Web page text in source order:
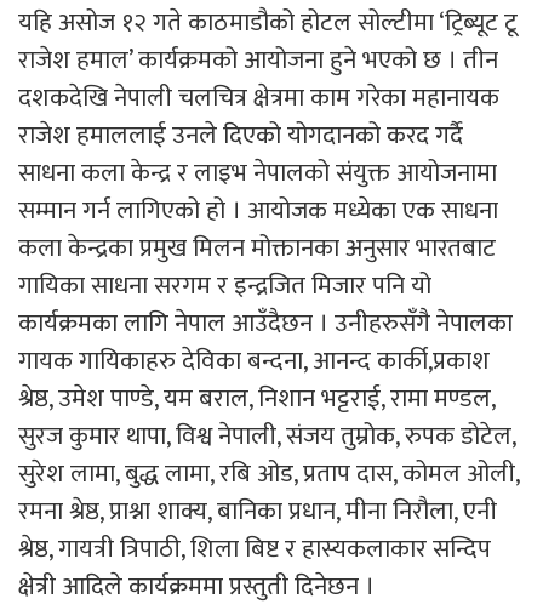
यहि असोज १२ गते काठमाडौको होटल सोल्टीमा ‘ट्रिब्यूट टू
राजेश हमाल’ कार्यक्रमको आयोजना हुने भएको छ । तीन
दशकदेखि नेपाली चलचित्र क्षेत्रमा काम गरेका महानायक
राजेश हमाललाई उनले दिएको योगदानको करद गर्दै
साधना कला केन्द्र र लाइभ नेपालको संयुक्त आयोजनामा
सम्मान गर्न लागिएको हो । आयोजक मध्येका एक साधना
कला केन्द्रका प्रमुख मिलन मोक्तानका अनुसार भारतबाट
गायिका साधना सरगम र इन्द्रजित मिजार पनि यो
कार्यक्रमका लागि नेपाल आउँदैछन । उनीहरुसँगै नेपालका
गायक गायिकाहरु देविका बन्दना, आनन्द कार्की,प्रकाश
श्रेष्ठ, उमेश पाण्डे, यम बराल, निशान भट्टराई, रामा मण्डल,
सुरज कुमार थापा, विश्व नेपाली, संजय तुम्रोक, रुपक डोटेल,
सुरेश लामा, बुद्ध लामा, रबि ओड, प्रताप दास, कोमल ओली,
रमना श्रेष्ठ, प्राश्ना शाक्य, बानिका प्रधान, मीना निरौला, एनी
श्रेष्ठ, गायत्री त्रिपाठी, शिला बिष्ट र हास्यकलाकार सन्दिप
क्षेत्री आदिले कार्यक्रममा प्रस्तुती दिनेछन ।